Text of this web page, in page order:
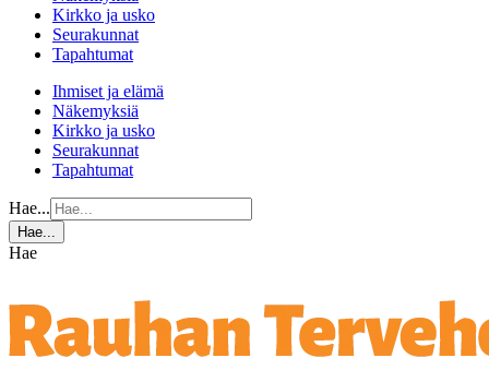
Kirkko ja usko
Seurakunnat
Tapahtumat
Ihmiset ja elämä
Näkemyksiä
Kirkko ja usko
Seurakunnat
Tapahtumat
Hae...
Hae...
Hae